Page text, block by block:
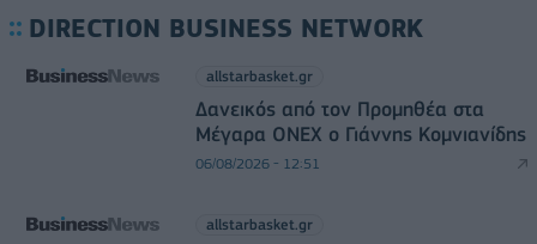
DIRECTION BUSINESS NETWORK
allstarbasket.gr
Δανεικός από τον Προμηθέα στα
Μέγαρα ONEX ο Γιάννης Κομνιανίδης
06/08/2026 - 12:51
allstarbasket.gr